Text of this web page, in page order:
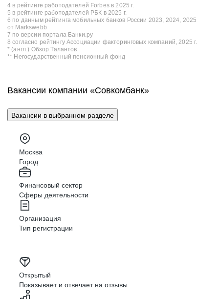
4 в рейтинге работодателей Forbes в 2025 г.
5 в рейтинге работодателей РБК в 2025 г.
6 по данным рейтинга мобильных банков России 2023, 2024, 2025
от Markswebb
7 по версии портала Банки.ру
8 согласно рейтингу Ассоциации факторинговых компаний, 2025 г.
* (англ.) Обзор Талантов
** Негосударственный пенсионный фонд
Вакансии компании «Совкомбанк»
Вакансии в выбранном разделе
Москва
Город
Финансовый сектор
Сферы деятельности
Организация
Тип регистрации
Открытый
Показывает и отвечает на отзывы